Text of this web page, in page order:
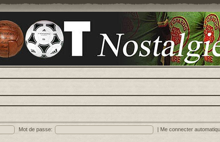
Mot de passe: | Me connecter